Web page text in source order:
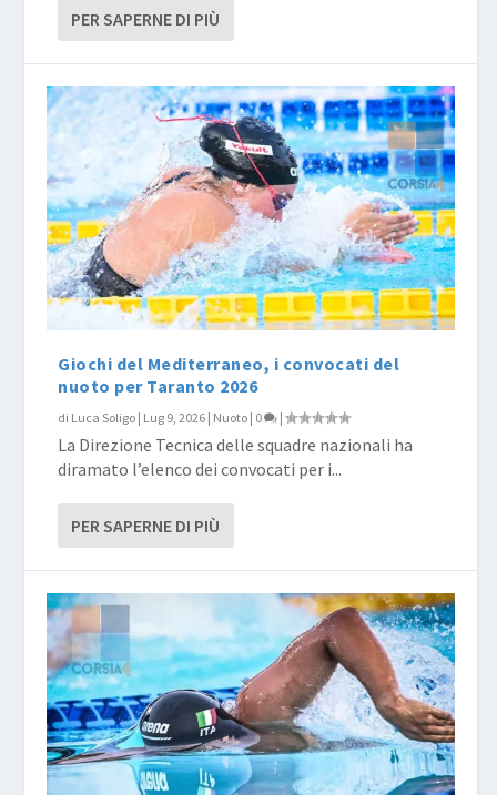
PER SAPERNE DI PIÙ
Giochi del Mediterraneo, i convocati del
nuoto per Taranto 2026
di Luca Soligo | Lug 9, 2026 | Nuoto | 0 |
La Direzione Tecnica delle squadre nazionali ha
diramato l’elenco dei convocati per i...
PER SAPERNE DI PIÙ